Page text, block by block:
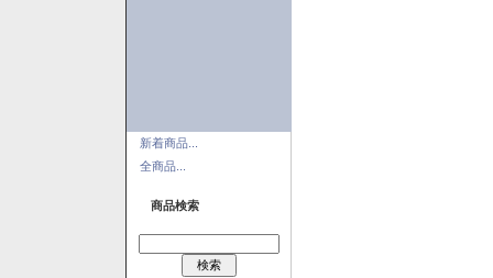
新着商品...
全商品...
商品検索